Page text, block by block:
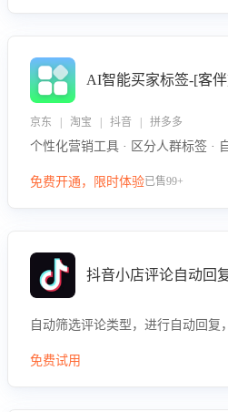
AI智能买家标签-[客
京东 | 淘宝 | 抖音 | 拼多多
个性化营销工具 · 区分人群标签 ·
免费开通，限时体验已售99+
抖音小店评论自动回
自动筛选评论类型，进行自动回复
免费试用